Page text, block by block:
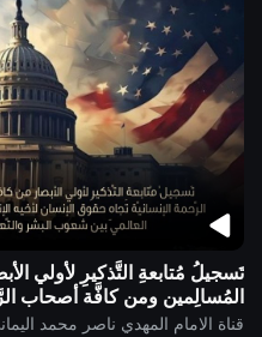
تَسجيلُ مُتابعةِ التَّذكيرِ لأولي
المُسالِمين ومن كافَّة أصحاب
قناة الامام المهدي ناصر محمد